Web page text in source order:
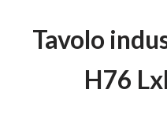
Tavolo
H76